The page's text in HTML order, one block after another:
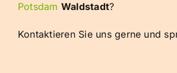
Potsdam Waldstadt?
Kontaktieren Sie uns gerne und